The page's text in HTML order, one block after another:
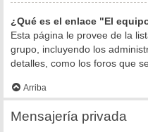
¿Qué es el enlace "El
Esta página le provee de la
grupo, incluyendo los
detalles, como los foros que
Arriba
Mensajería privada